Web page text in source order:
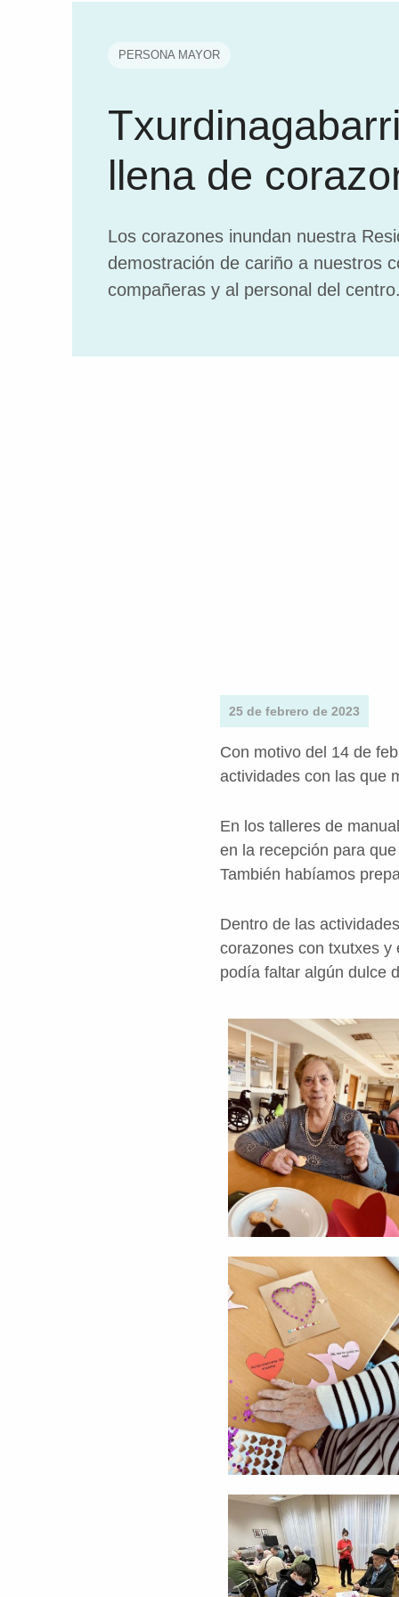
PERSONA MAYOR
llena de
Los corazones inundan nuestra
demostración de cariño a nuestros
compañeras y al personal del centro.
25 de febrero de 2023
Con motivo del 14 de
actividades con las que
En los talleres de
en la recepción para
También habíamos
Dentro de las
corazones con txutxes y
podía faltar algún dulce